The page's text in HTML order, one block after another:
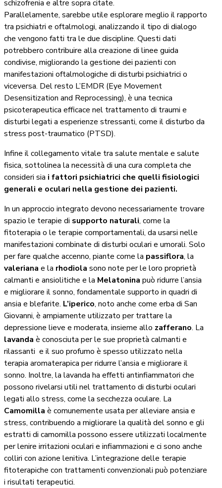
schizofrenia e altre sopra citate.
Parallelamente, sarebbe utile esplorare meglio il rapporto
tra psichiatri e oftalmologi, analizzando il tipo di dialogo
che vengono fatti tra le due discipline. Questi dati
potrebbero contribuire alla creazione di linee guida
condivise, migliorando la gestione dei pazienti con
manifestazioni oftalmologiche di disturbi psichiatrici o
viceversa. Del resto L’EMDR (Eye Movement
Desensitization and Reprocessing), è una tecnica
psicoterapeutica efficace nel trattamento di traumi e
disturbi legati a esperienze stressanti, come il disturbo da
stress post-traumatico (PTSD).
Infine il collegamento vitale tra salute mentale e salute
fisica, sottolinea la necessità di una cura completa che
consideri sia i fattori psichiatrici che quelli fisiologici
generali e oculari nella gestione dei pazienti.
In un approccio integrato devono necessariamente trovare
spazio le terapie di supporto naturali, come la
fitoterapia o le terapie comportamentali, da usarsi nelle
manifestazioni combinate di disturbi oculari e umorali. Solo
per fare qualche accenno, piante come la passiflora, la
valeriana e la rhodiola sono note per le loro proprietà
calmanti e ansiolitiche e la Melatonina può ridurre l’ansia
e migliorare il sonno, fondamentale supporto in quadri di
ansia e blefarite. L’iperico, noto anche come erba di San
Giovanni, è ampiamente utilizzato per trattare la
depressione lieve e moderata, insieme allo zafferano. La
lavanda è conosciuta per le sue proprietà calmanti e
rilassanti e il suo profumo è spesso utilizzato nella
terapia aromaterapica per ridurre l’ansia e migliorare il
sonno. Inoltre, la lavanda ha effetti antinfiammatori che
possono rivelarsi utili nel trattamento di disturbi oculari
legati allo stress, come la secchezza oculare. La
Camomilla è comunemente usata per alleviare ansia e
stress, contribuendo a migliorare la qualità del sonno e gli
estratti di camomilla possono essere utilizzati localmente
per lenire irritazioni oculari e infiammazioni e ci sono anche
colliri con azione lenitiva. L’integrazione delle terapie
fitoterapiche con trattamenti convenzionali può potenziare
i risultati terapeutici.